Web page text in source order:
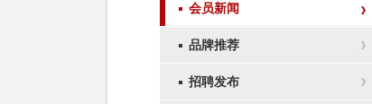
会员新闻
品牌推荐
招聘发布